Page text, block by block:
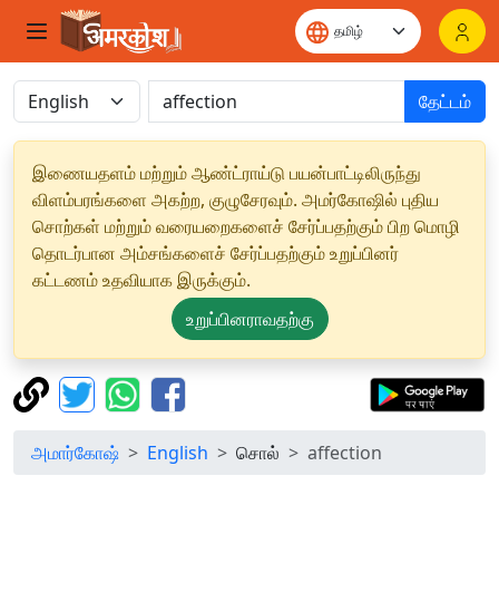
தேட்டம்
இணையதளம் மற்றும் ஆண்ட்ராய்டு பயன்பாட்டிலிருந்து
விளம்பரங்களை அகற்ற, குழுசேரவும். அமர்கோஷில் புதிய
சொற்கள் மற்றும் வரையறைகளைச் சேர்ப்பதற்கும் பிற மொழி
தொடர்பான அம்சங்களைச் சேர்ப்பதற்கும் உறுப்பினர்
கட்டணம் உதவியாக இருக்கும்.
உறுப்பினராவதற்கு
அமார்கோஷ் English சொல் affection